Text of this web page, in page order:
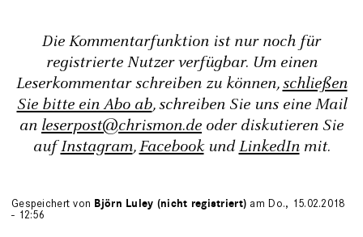
Die Kommentarfunktion ist nur noch für
registrierte Nutzer verfügbar. Um einen
Leserkommentar schreiben zu können,schließen
Sie bitte ein Abo ab, schreiben Sie uns eine Mail
an leserpost@chrismon.de oder diskutieren Sie
aufInstagram,FacebookundLinkedInmit.
Gespeichert von Björn Luley (nicht registriert) am Do., 15.02.2018
- 12:56